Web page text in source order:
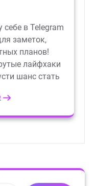
в Telegram
заметок,
планов!
лайфхаки
шанс стать